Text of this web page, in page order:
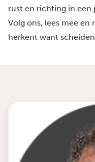
rust en richting in een
Volg ons, lees mee en
herkent want